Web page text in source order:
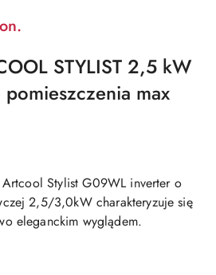
STYLIST 2,5 kW
max
Stylist G09WL inverter o
2,5/3,0kW charakteryzuje się
eleganckim wyglądem.